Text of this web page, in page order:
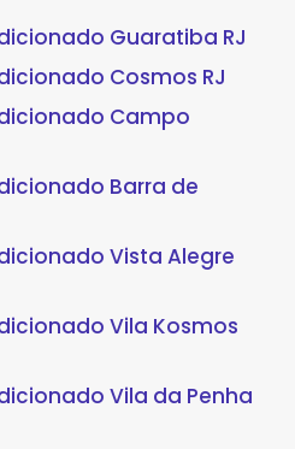
Guaratiba RJ
Cosmos RJ
Campo
Barra de
Vista Alegre
Vila Kosmos
Vila da Penha